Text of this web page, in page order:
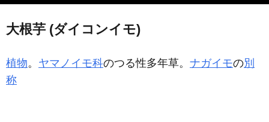
大根芋 (ダイコンイモ)
植物。 ヤマノイモ科のつる性多年草。 ナガイモの別
称